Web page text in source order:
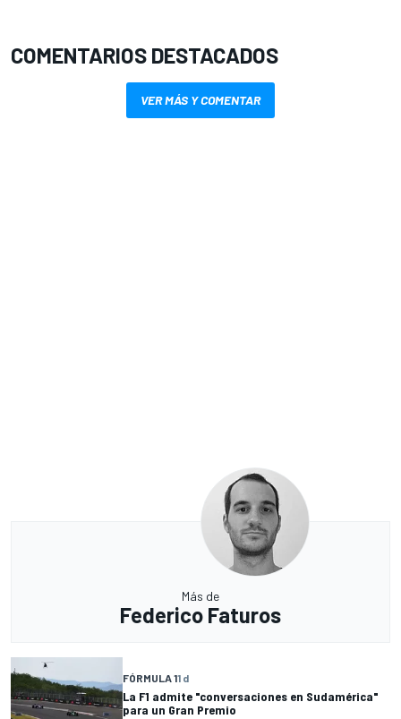
COMENTARIOS DESTACADOS
VER MÁS Y COMENTAR
Más de
Federico Faturos
FÓRMULA 11 d
La F1 admite "conversaciones en Sudamérica"
para un Gran Premio